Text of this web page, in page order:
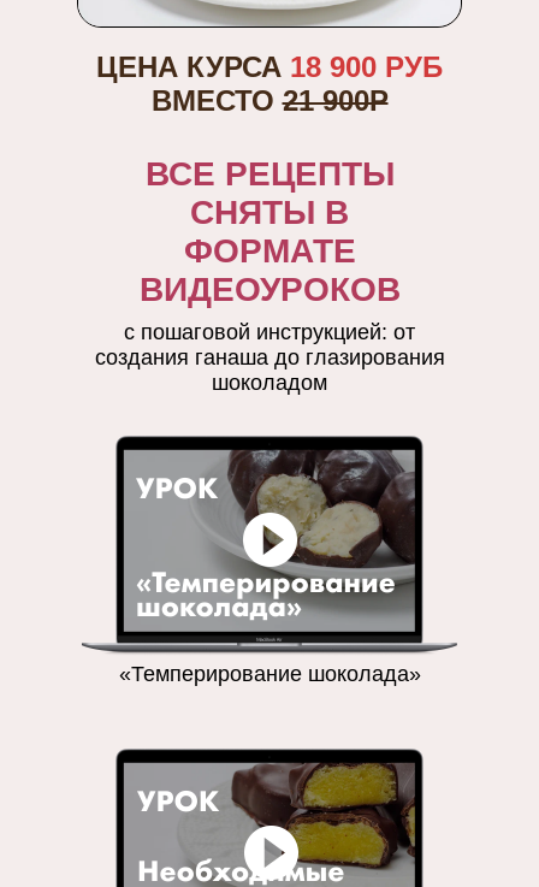
ЦЕНА КУРСА 18 900 РУБ
ВМЕСТО21 900Р
ВСЕ РЕЦЕПТЫ
СНЯТЫ В
ФОРМАТЕ
ВИДЕОУРОКОВ
с пошаговой инструкцией: от
создания ганаша до глазирования
шоколадом
«Темперирование шоколада»